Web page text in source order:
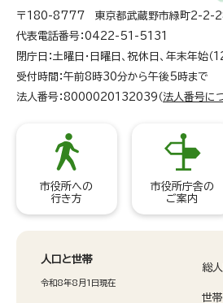
〒180-8777 東京都武蔵野市緑町2-2-
代表電話番号：0422-51-5131
閉庁日：土曜日・日曜日、祝休日、年末年始
受付時間：午前8時30分から午後5時まで
法人番号：8000020132039（ 法人番号に
市役所への
行き方
市役所庁舎の
ご案内
人口と世帯
令和8年8月1日現在
総人
世